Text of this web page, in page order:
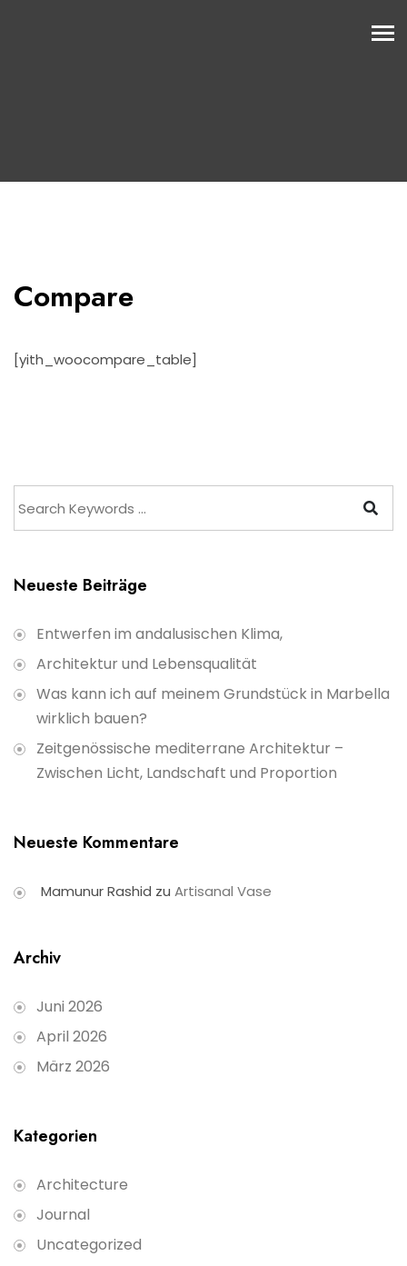
Compare
[yith_woocompare_table]
Neueste Beiträge
Entwerfen im andalusischen Klima,
Architektur und Lebensqualität
Was kann ich auf meinem Grundstück in Marbella
wirklich bauen?
Zeitgenössische mediterrane Architektur –
Zwischen Licht, Landschaft und Proportion
Neueste Kommentare
Mamunur Rashid zu Artisanal Vase
Archiv
Juni 2026
April 2026
März 2026
Kategorien
Architecture
Journal
Uncategorized